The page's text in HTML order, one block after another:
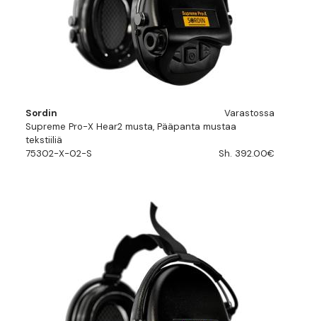
Sordin
Varastossa
Supreme Pro-X Hear2 musta, Pääpanta mustaa
tekstiiliä
75302-X-02-S
Sh. 392.00€